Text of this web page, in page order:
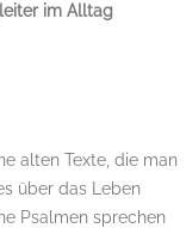
im Alltag
alten Texte, die man
über das Leben
Psalmen sprechen